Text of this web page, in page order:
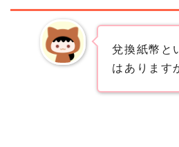
兌換紙幣と
はあります